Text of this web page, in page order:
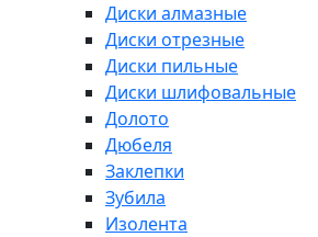
Диски алмазные
Диски отрезные
Диски пильные
Диски шлифовальные
Долото
Дюбеля
Заклепки
Зубила
Изолента